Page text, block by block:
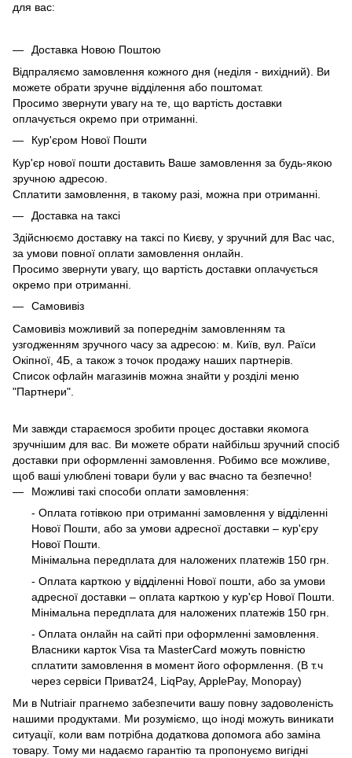
для вас:
Доставка Новою Поштою
Відпраляємо замовлення кожного дня (неділя - вихідний). Ви
можете обрати зручне відділення або поштомат.
Просимо звернути увагу на те, що вартість доставки
оплачується окремо при отриманні.
Кур'єром Нової Пошти
Кур'єр нової пошти доставить Ваше замовлення за будь-якою
зручною адресою.
Сплатити замовлення, в такому разі, можна при отриманні.
Доставка на таксі
Здійснюємо доставку на таксі по Києву, у зручний для Вас час,
за умови повної оплати замовлення онлайн.
Просимо звернути увагу, що вартість доставки оплачується
окремо при отриманні.
Самовивіз
Самовивіз можливий за попереднім замовленням та
узгодженням зручного часу за адресою: м. Київ, вул. Раїси
Окіпної, 4Б, а також з точок продажу наших партнерів.
Список офлайн магазинів можна знайти у розділі меню
"Партнери".
Ми завжди стараємося зробити процес доставки якомога
зручнішим для вас. Ви можете обрати найбільш зручний спосіб
доставки при оформленні замовлення. Робимо все можливе,
щоб ваші улюблені товари були у вас вчасно та безпечно!
Можливі такі способи оплати замовлення:
- Оплата готівкою при отриманні замовлення у відділенні
Нової Пошти, або за умови адресної доставки – кур'єру
Нової Пошти.
Мінімальна передплата для наложених платежів 150 грн.
- Оплата карткою у відділенні Нової пошти, або за умови
адресної доставки – оплата карткою у кур'єр Нової Пошти.
Мінімальна передплата для наложених платежів 150 грн.
- Оплата онлайн на сайті при оформленні замовлення.
Власники карток Visa та MasterCard можуть повністю
сплатити замовлення в момент його оформлення. (В т.ч
через сервіси Приват24, LiqPay, ApplePay, Monopay)
Ми в Nutriair прагнемо забезпечити вашу повну задоволеність
нашими продуктами. Ми розуміємо, що іноді можуть виникати
ситуації, коли вам потрібна додаткова допомога або заміна
товару. Тому ми надаємо гарантію та пропонуємо вигідні